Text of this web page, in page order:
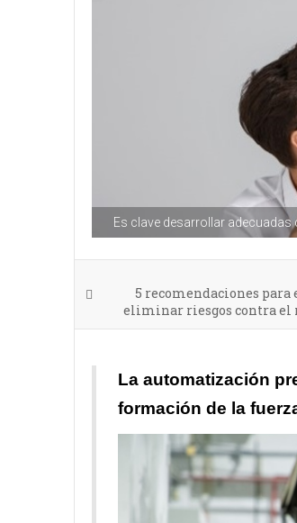
Es clave desarrollar
5 recomendaciones
eliminar riesgos contra el
La automatización
formación de la